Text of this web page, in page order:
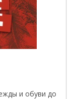
и обуви до